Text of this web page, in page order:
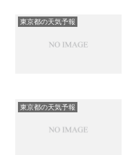
東京都の天気予報
東京都の天気予報